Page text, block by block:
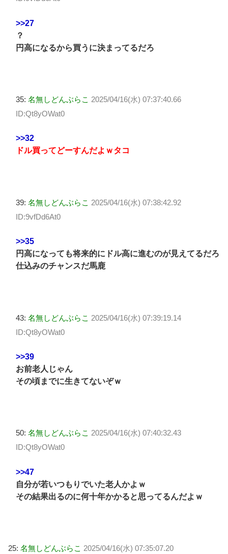
>>27
？
円高になるから買うに決まってるだろ
35: 名無しどんぶらこ 2025/04/16(水) 07:37:40.66
ID:Qt8yOWat0
>>32
ドル買ってどーすんだよｗタコ
39: 名無しどんぶらこ 2025/04/16(水) 07:38:42.92
ID:9vfDd6At0
>>35
円高になっても将来的にドル高に進むのが見えてるだろ
仕込みのチャンスだ馬鹿
43: 名無しどんぶらこ 2025/04/16(水) 07:39:19.14
ID:Qt8yOWat0
>>39
お前老人じゃん
その頃までに生きてないぞｗ
50: 名無しどんぶらこ 2025/04/16(水) 07:40:32.43
ID:Qt8yOWat0
>>47
自分が若いつもりでいた老人かよｗ
その結果出るのに何十年かかると思ってるんだよｗ
25: 名無しどんぶらこ 2025/04/16(水) 07:35:07.20